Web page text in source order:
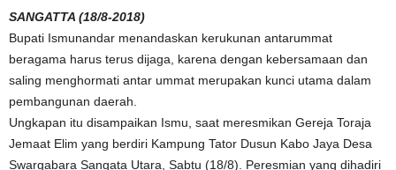
SANGATTA (18/8-2018)
Bupati Ismunandar menandaskan kerukunan antarummat
beragama harus terus dijaga, karena dengan kebersamaan dan
saling menghormati antar ummat merupakan kunci utama dalam
pembangunan daerah.
Ungkapan itu disampaikan Ismu, saat meresmikan Gereja Toraja
Jemaat Elim yang berdiri Kampung Tator Dusun Kabo Jaya Desa
Swargabara Sangata Utara, Sabtu (18/8). Peresmian yang dihadiri